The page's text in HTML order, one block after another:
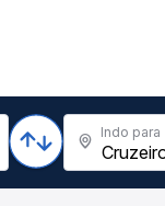
Indo para